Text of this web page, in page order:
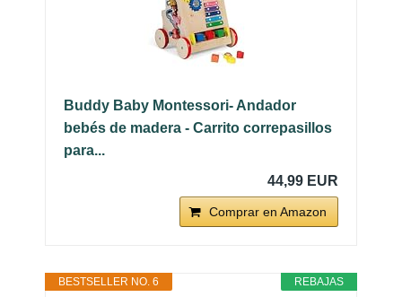
Buddy Baby Montessori- Andador
bebés de madera - Carrito correpasillos
para...
44,99 EUR
Comprar en Amazon
REBAJAS
BESTSELLER NO. 6